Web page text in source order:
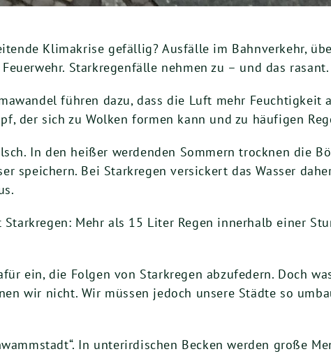
Klimakrise gefällig? Ausfälle im Bahnverkehr,
Starkregenfälle nehmen zu – und das rasant.
führen dazu, dass die Luft mehr Feuchtigkeit
der sich zu Wolken formen kann und zu häufigen
In den heißer werdenden Sommern trocknen die
speichern. Bei Starkregen versickert das Wasser
Mehr als 15 Liter Regen innerhalb einer
ein, die Folgen von Starkregen abzufedern. Doch
wir nicht. Wir müssen jedoch unsere Städte so
In unterirdischen Becken werden große